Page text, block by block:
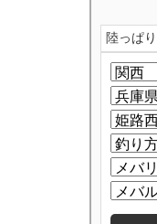
陸っぱり